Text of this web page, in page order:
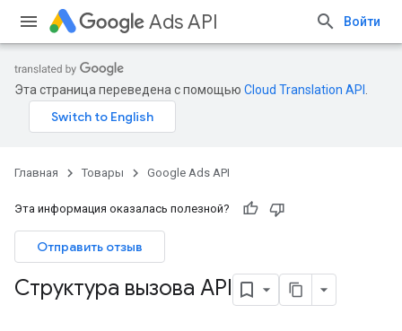
Ads API Войти
Эта страница переведена с помощью Cloud Translation API
Главная Товары Google Ads API
Эта информация оказалась полезной?
Отправить отзыв
Структура вызова API